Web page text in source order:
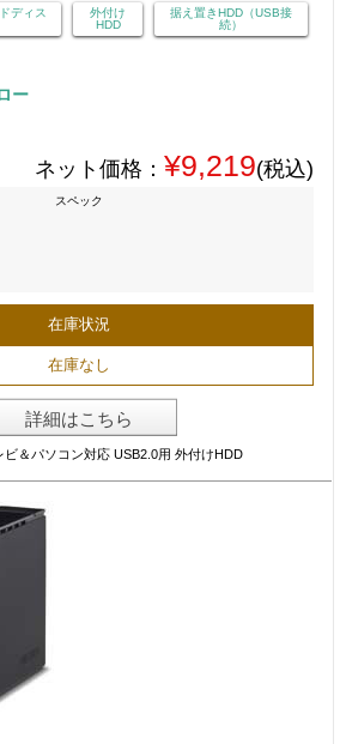
ディス
外付け
HDD
据え置きHDD（USB接
続）
ー
ネット価格： ¥9,219(税込)
スペック
在庫状況
在庫なし
詳細はこちら
ビ＆パソコン対応 USB2.0用 外付けHDD